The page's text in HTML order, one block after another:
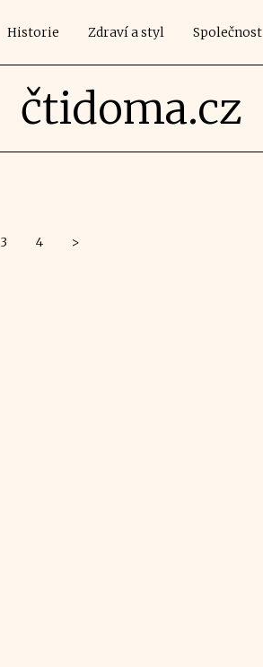
Historie Zdraví a styl Společnost
čtidoma.cz
3 4 >